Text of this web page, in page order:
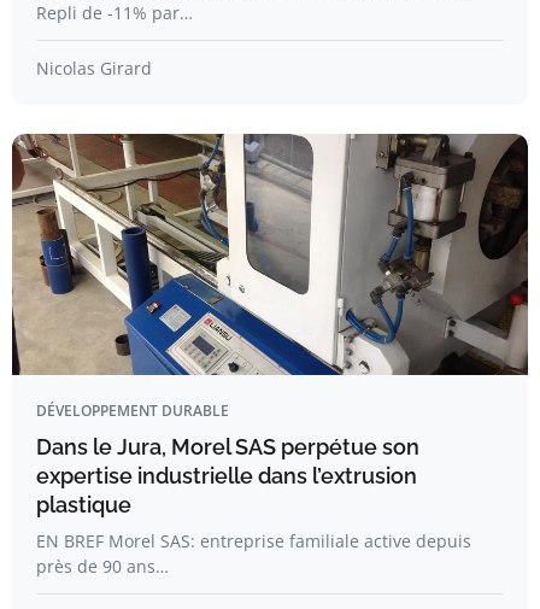
Repli de -11% par…
Nicolas Girard
DÉVELOPPEMENT DURABLE
Dans le Jura, Morel SAS perpétue son
expertise industrielle dans l’extrusion
plastique
EN BREF Morel SAS: entreprise familiale active depuis
près de 90 ans…